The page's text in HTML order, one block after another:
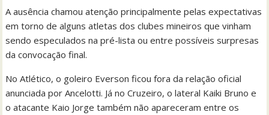
A ausência chamou atenção principalmente pelas expectativas
em torno de alguns atletas dos clubes mineiros que vinham
sendo especulados na pré-lista ou entre possíveis surpresas
da convocação final.
No Atlético, o goleiro Everson ficou fora da relação oficial
anunciada por Ancelotti. Já no Cruzeiro, o lateral Kaiki Bruno e
o atacante Kaio Jorge também não apareceram entre os